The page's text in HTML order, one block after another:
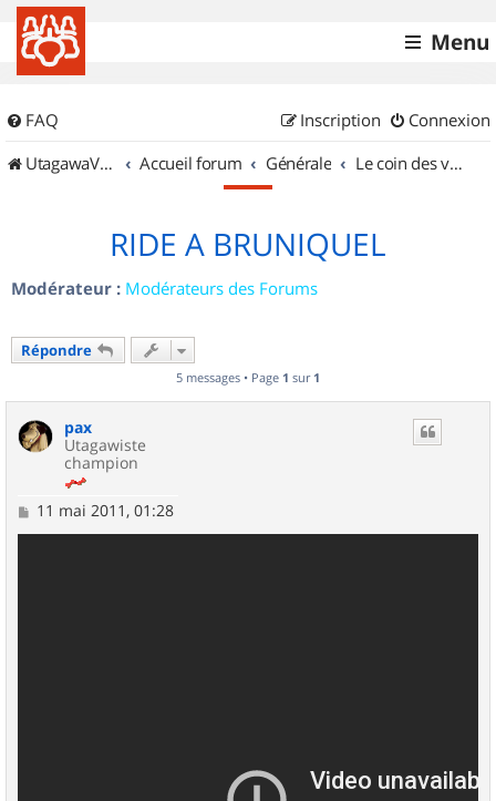
Menu
FAQ Connexion
Inscription
UtagawaVTT (Randos VTT et VTTAE avec traces GPS)
Accueil forum Générale Le coin des vidéastes
RIDE A BRUNIQUEL
Modérateur : Modérateurs des Forums
Répondre
5 messages • Page 1 sur 1
pax
Utagawiste
champion
M11 mai 2011, 01:28